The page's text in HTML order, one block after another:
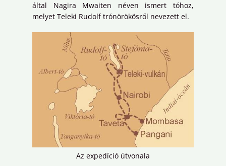
által Nagira Mwaiten néven ismert tóhoz,
melyet Teleki Rudolf trónörökösről nevezett el.
Az expedíció útvonala